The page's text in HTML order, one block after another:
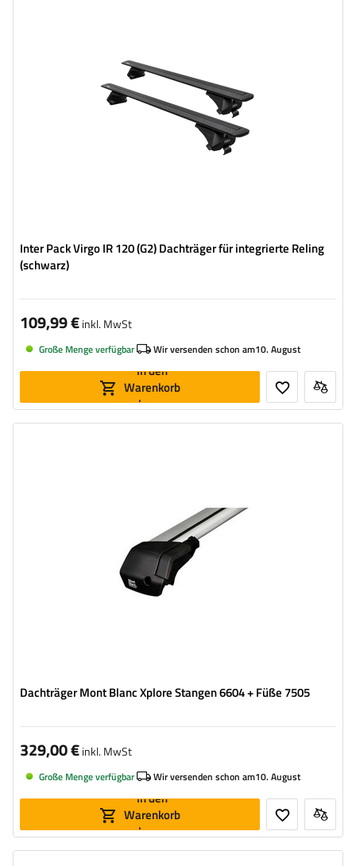
Inter Pack Virgo IR 120 (G2) Dachträger für integrierte Reling
(schwarz)
109,99 €inkl. MwSt
Große Menge verfügbar Wir versenden schon am10. August
In den
Warenkorb
legen
Dachträger Mont Blanc Xplore Stangen 6604 + Füße 7505
329,00 €inkl. MwSt
Große Menge verfügbar Wir versenden schon am10. August
In den
Warenkorb
legen